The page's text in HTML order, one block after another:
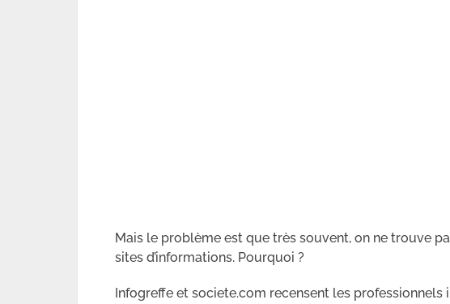
Mais le problème est que très souvent, on ne trouve
sites d’informations. Pourquoi ?
Infogreffe et societe.com recensent les